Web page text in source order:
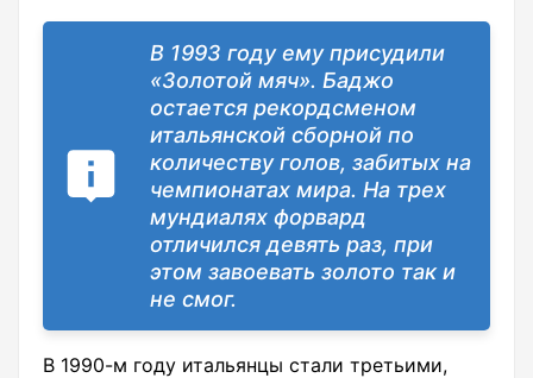
В 1993 году ему присудили
«Золотой мяч». Баджо
остается рекордсменом
итальянской сборной по
количеству голов, забитых на
чемпионатах мира. На трех
мундиалях форвард
отличился девять раз, при
этом завоевать золото так и
не смог.
В 1990-м году итальянцы стали третьими,